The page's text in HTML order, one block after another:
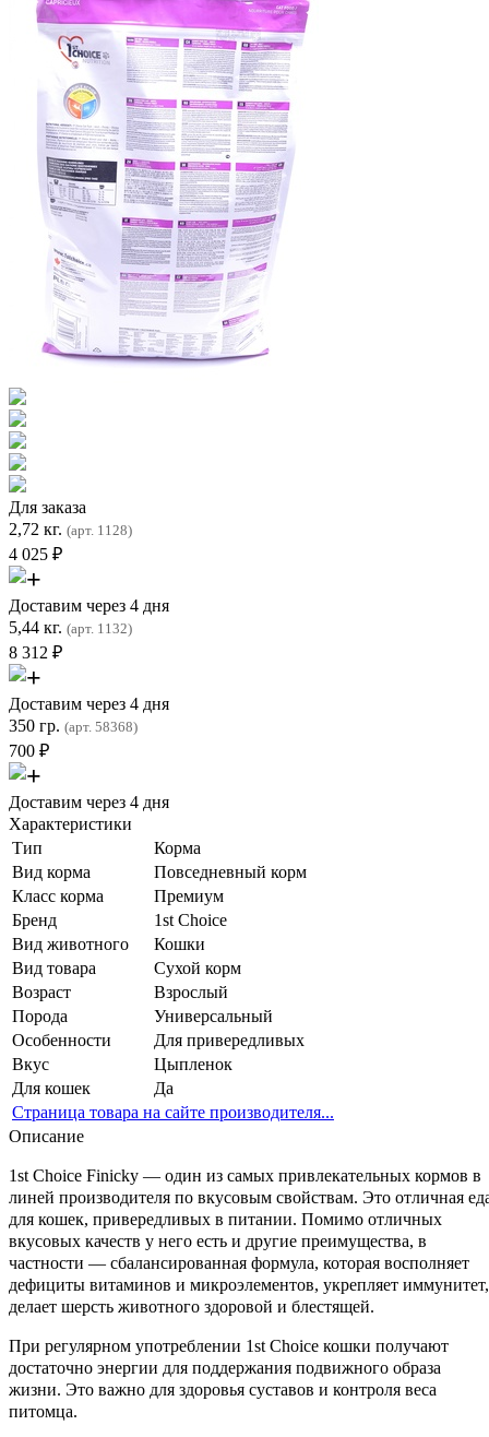
Для заказа
2,72 кг. (арт. 1128)
4 025 ₽
Доставим через 4 дня
5,44 кг. (арт. 1132)
8 312 ₽
Доставим через 4 дня
350 гр. (арт. 58368)
700 ₽
Доставим через 4 дня
Характеристики
Тип
Корма
Вид корма
Повседневный корм
Класс корма
Премиум
Бренд
1st Choice
Вид животного
Кошки
Вид товара
Сухой корм
Возраст
Взрослый
Порода
Универсальный
Особенности
Для привередливых
Вкус
Цыпленок
Для кошек
Да
Страница товара на сайте производителя...
Описание
1st Choice Finicky — один из самых привлекательных кормов в
линей производителя по вкусовым свойствам. Это отличная
для кошек, привередливых в питании. Помимо отличных
вкусовых качеств у него есть и другие преимущества, в
частности — сбалансированная формула, которая восполняет
дефициты витаминов и микроэлементов, укрепляет иммунитет,
делает шерсть животного здоровой и блестящей.
При регулярном употреблении 1st Choice кошки получают
достаточно энергии для поддержания подвижного образа
жизни. Это важно для здоровья суставов и контроля веса
питомца.